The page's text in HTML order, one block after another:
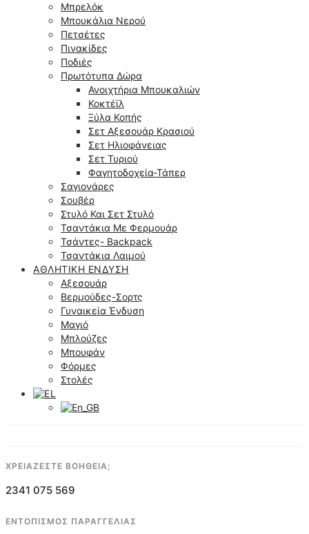
Μπρελόκ
Μπουκάλια Νερού
Πετσέτες
Πινακίδες
Ποδιές
Πρωτότυπα Δώρα
Ανοιχτήρια Μπουκαλιών
Κοκτέϊλ
Ξύλα Κοπής
Σετ Αξεσουάρ Κρασιού
Σετ Ηλιοφάνειας
Σετ Τυριού
Φαγητοδοχεία-Τάπερ
Σαγιονάρες
Σουβέρ
Στυλό Και Σετ Στυλό
Τσαντάκια Με Φερμουάρ
Τσάντες- Backpack
Τσαντάκια Λαιμού
ΑΘΛΗΤΙΚΉ ΈΝΔΥΣΗ
Αξεσουάρ
Βερμούδες-Σορτς
Γυναικεία Ένδυση
Μαγιό
Μπλούζες
Μπουφάν
Φόρμες
Στολές
ΧΡΕΙΑΖΕΣΤΕ ΒΟΗΘΕΙΑ;
2341 075 569
ΕΝΤΟΠΙΣΜΟΣ ΠΑΡΑΓΓΕΛΙΑΣ